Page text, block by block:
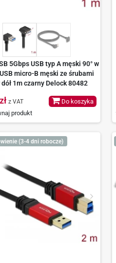
5Gbps USB typ A męski 90° w
micro-B męski ze śrubami
dół 1m czarny Delock 80482
z VAT
produkt
Do koszyka
(3-4 dni robocze)